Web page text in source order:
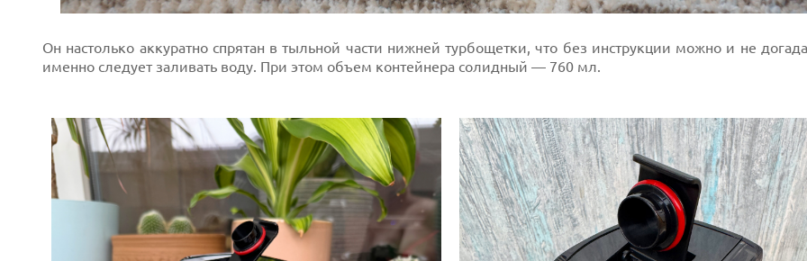
Он настолько аккуратно спрятан в тыльной части нижней турбощетки, что без инструкции можно и не
именно следует заливать воду. При этом объем контейнера солидный — 760 мл.